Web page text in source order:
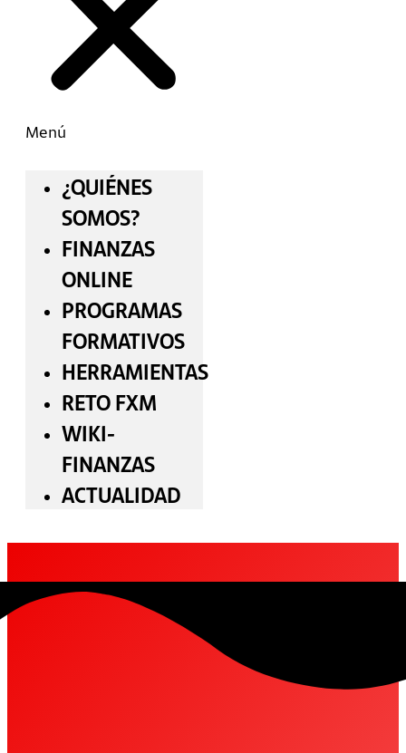
Menú
¿QUIÉNES
SOMOS?
FINANZAS
ONLINE
PROGRAMAS
FORMATIVOS
HERRAMIENTAS
RETO FXM
WIKI-
FINANZAS
ACTUALIDAD